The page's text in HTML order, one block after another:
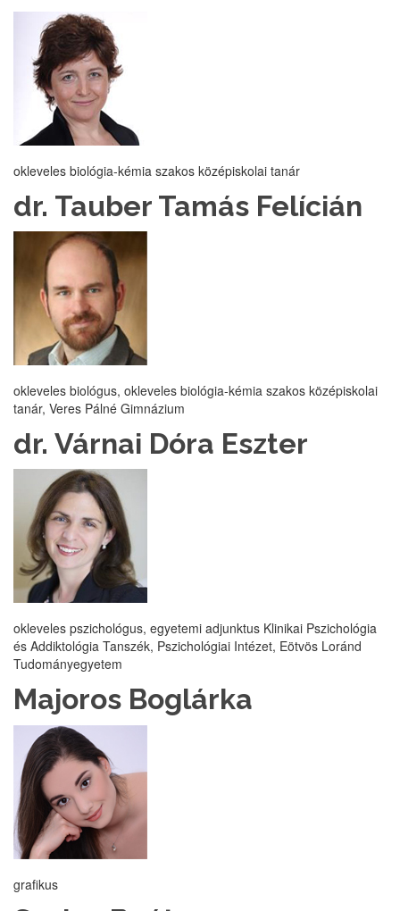
okleveles biológia-kémia szakos középiskolai tanár
dr. Tauber Tamás Felícián
okleveles biológus, okleveles biológia-kémia szakos középiskolai
tanár, Veres Pálné Gimnázium
dr. Várnai Dóra Eszter
okleveles pszichológus, egyetemi adjunktus Klinikai Pszichológia
és Addiktológia Tanszék, Pszichológiai Intézet, Eötvös Loránd
Tudományegyetem
Majoros Boglárka
grafikus